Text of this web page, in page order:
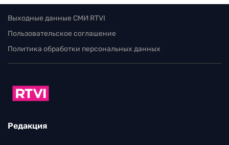
Выходные данные СМИ RTVI
Пользовательское соглашение
Политика обработки персональных данных
Редакция